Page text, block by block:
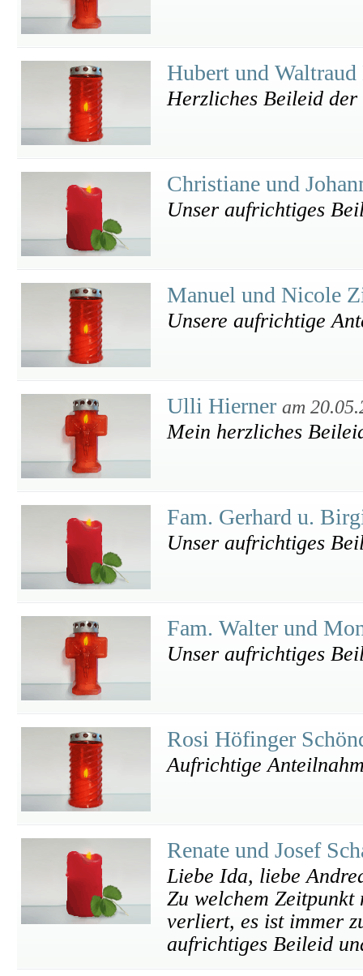
Hubert und
Herzliches Beileid
Christiane und
Unser aufrichtiges
Manuel und Nicole
Unsere aufrichtige
Ulli Hierner am
Mein herzliches
Fam. Gerhard u.
Unser aufrichtiges
Fam. Walter und
Unser aufrichtiges
Rosi Höfinger
Aufrichtige
Renate und Josef
Liebe Ida, liebe
Zu welchem Zeitpunkt
verliert, es ist immer
aufrichtiges Beileid